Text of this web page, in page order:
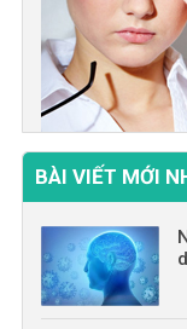
BÀI VIẾT MỚI